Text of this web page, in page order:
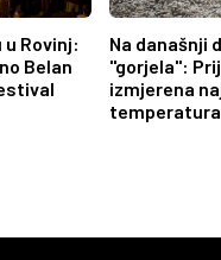
Rovinj:
Belan
Na današnji
"gorjela":
izmjerena